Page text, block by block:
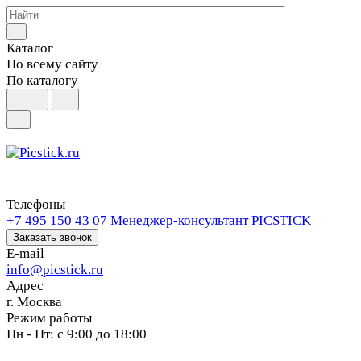
Каталог
По всему сайту
По каталогу
Телефоны
+7 495 150 43 07 Менеджер-консультант PICSTICK
Заказать звонок
E-mail
info@picstick.ru
Адрес
г. Москва
Режим работы
Пн - Пт: с 9:00 до 18:00